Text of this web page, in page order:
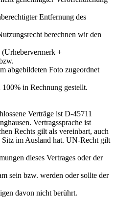
Entfernung des
berechnen wir den
+
abgebildeten Foto zugeordnet
in Rechnung gestellt.
Verträge ist D-45711
Vertragssprache ist
Rechts gilt als vereinbart, auch
Sitz im Ausland hat. UN-Recht gilt
dieses Vertrages oder der
sein bzw. werden oder sollte der
davon nicht berührt.